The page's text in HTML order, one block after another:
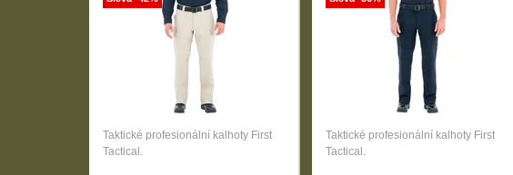
Taktické profesionální kalhoty First
Tactical.
Taktické profesionální kalhoty First
Tactical.